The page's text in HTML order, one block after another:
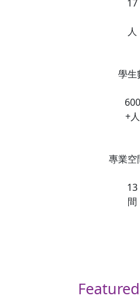
17
人
學生
600
+人
專業空
13
間
Featured